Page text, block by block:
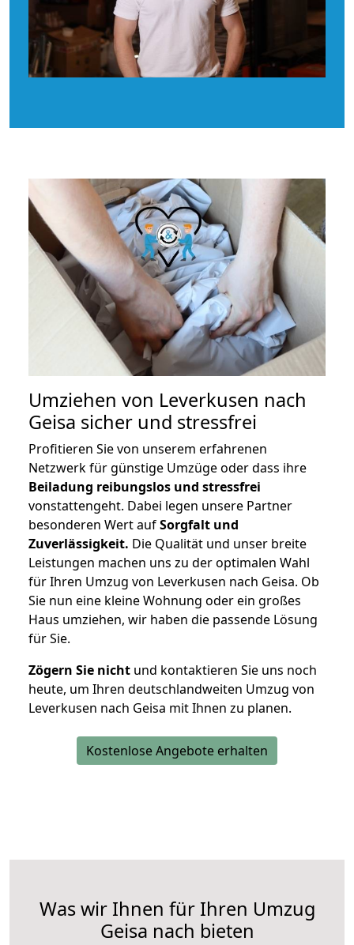
Umziehen von Leverkusen nach
Geisa sicher und stressfrei
Profitieren Sie von unserem erfahrenen
Netzwerk für günstige Umzüge oder dass ihre
Beiladung reibungslos und stressfrei
vonstattengeht. Dabei legen unsere Partner
besonderen Wert aufSorgfalt und
Zuverlässigkeit. Die Qualität und unser breite
Leistungen machen uns zu der optimalen Wahl
für Ihren Umzug von Leverkusen nach Geisa. Ob
Sie nun eine kleine Wohnung oder ein großes
Haus umziehen, wir haben die passende Lösung
für Sie.
Zögern Sie nicht und kontaktieren Sie uns noch
heute, um Ihren deutschlandweiten Umzug von
Leverkusen nach Geisa mit Ihnen zu planen.
Kostenlose Angebote erhalten
Was wir Ihnen für Ihren Umzug
Geisa nach bieten